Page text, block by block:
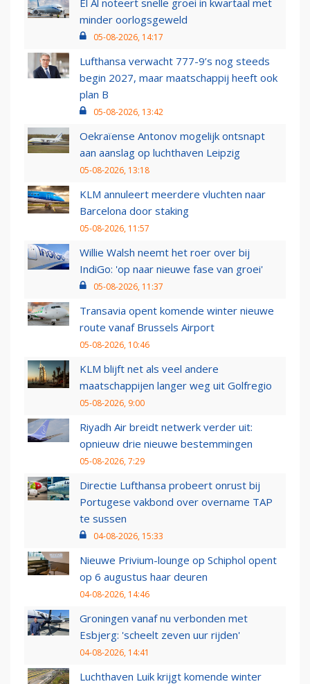
minder oorlogsgeweld
05-08-2026, 14:17
Lufthansa verwacht 777-9’s nog steeds
begin 2027, maar maatschappij heeft ook
plan B
05-08-2026, 13:42
Oekraïense Antonov mogelijk ontsnapt
aan aanslag op luchthaven Leipzig
05-08-2026, 13:18
KLM annuleert meerdere vluchten naar
Barcelona door staking
05-08-2026, 11:57
Willie Walsh neemt het roer over bij
IndiGo: 'op naar nieuwe fase van groei'
05-08-2026, 11:37
Transavia opent komende winter nieuwe
route vanaf Brussels Airport
05-08-2026, 10:46
KLM blijft net als veel andere
maatschappijen langer weg uit Golfregio
05-08-2026, 9:00
Riyadh Air breidt netwerk verder uit:
opnieuw drie nieuwe bestemmingen
05-08-2026, 7:29
Directie Lufthansa probeert onrust bij
Portugese vakbond over overname TAP
te sussen
04-08-2026, 15:33
Nieuwe Privium-lounge op Schiphol opent
op 6 augustus haar deuren
04-08-2026, 14:46
Groningen vanaf nu verbonden met
Esbjerg: 'scheelt zeven uur rijden'
04-08-2026, 14:41
Luchthaven Luik krijgt komende winter